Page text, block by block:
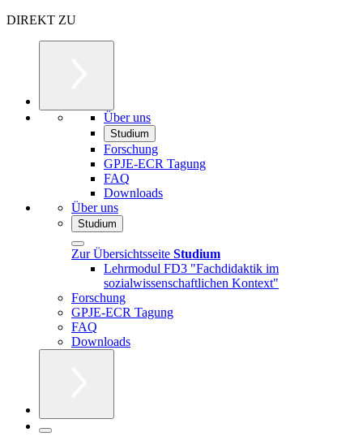
DIREKT ZU
Über uns
Studium
Forschung
GPJE-ECR Tagung
FAQ
Downloads
Über uns
Studium
Zur Übersichtsseite Studium
Lehrmodul FD3 "Fachdidaktik im
sozialwissenschaftlichen Kontext"
Forschung
GPJE-ECR Tagung
FAQ
Downloads